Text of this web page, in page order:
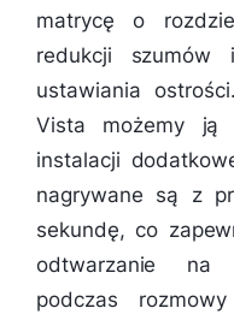
matrycę o
redukcji szumów
ustawiania
Vista możemy ją
instalacji
nagrywane są z
sekundę, co
odtwarzanie na
podczas